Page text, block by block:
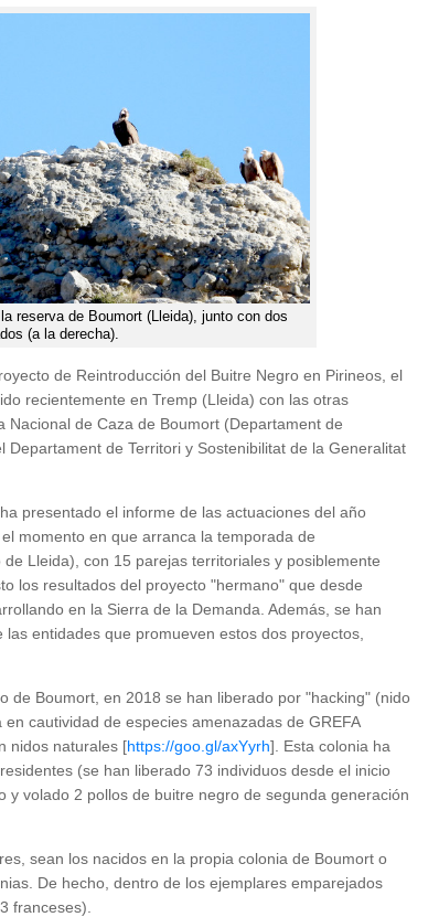
reserva de Boumort (Lleida), junto con dos
(a la derecha).
de Reintroducción del Buitre Negro en Pirineos, el
recientemente en Tremp (Lleida) con las otras
de Caza de Boumort (Departament de
de Territori y Sostenibilitat de la Generalitat
presentado el informe de las actuaciones del año
momento en que arranca la temporada de
Lleida), con 15 parejas territoriales y posiblemente
los resultados del proyecto "hermano" que desde
en la Sierra de la Demanda. Además, se han
entidades que promueven estos dos proyectos,
de Boumort, en 2018 se han liberado por "hacking" (nido
cautividad de especies amenazadas de GREFA
nidos naturales [https://goo.gl/axYyrh]. Esta colonia ha
(se han liberado 73 individuos desde el inicio
volado 2 pollos de buitre negro de segunda generación
sean los nacidos en la propia colonia de Boumort o
De hecho, dentro de los ejemplares emparejados
franceses).